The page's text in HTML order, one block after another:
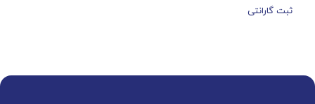
ثبت گارانتی